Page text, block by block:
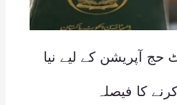
حج آپریشن کے لیے نیا
کا فیصلہ